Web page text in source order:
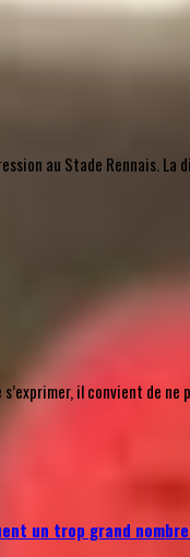
au Stade Rennais.
il convient de ne
un trop grand